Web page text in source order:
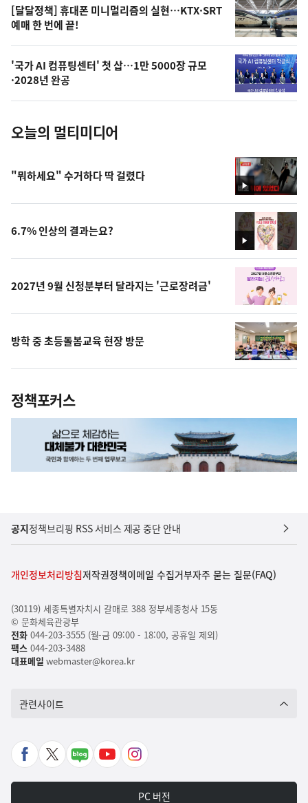
오
늘
의
사
진
[달달정책] 휴대폰 미니멀리즘의 실현…KTX·SRT
예매 한 번에 끝!
'국가 AI 컴퓨팅센터' 첫 삽…1만 5000장 규모
·2028년 완공
오늘의 멀티미디어
영
상
"뭐하세요" 수거하다 딱 걸렸다
영
상
6.7% 인상의 결과는요?
2027년 9월 신청분부터 달라지는 '근로장려금'
방학 중 초등돌봄교육 현장 방문
정책포커스
공지정책브리핑 RSS 서비스 제공 중단 안내
개인정보처리방침저작권정책이메일 수집거부자주 묻는 질문(FAQ)
(30119) 세종특별자치시 갈매로 388 정부세종청사 15동
© 문화체육관광부
전화044-203-3555 (월-금 09:00 - 18:00, 공휴일 제외)
팩스044-203-3488
대표메일 webmaster@korea.kr
관련사이트
페
X
네
유
인
타
PC 버전